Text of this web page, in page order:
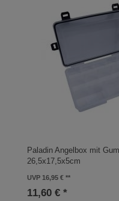
Paladin Angelbox mit
26,5x17,5x5cm
UVP 16,95 €
11,60 € *